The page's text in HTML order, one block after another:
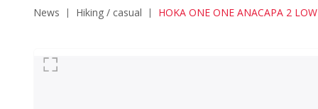
News hiking / casual HOKA ONE ONE ANACAPA 2